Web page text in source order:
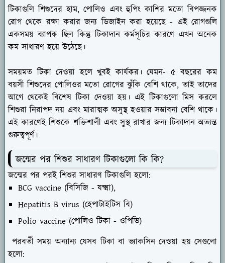
টিকাগুলি শিশুদের হাম, পোলিও এবং হুপিং কাশির মতো বিপজ্জনক
রোগ থেকে রক্ষা করার জন্য ডিজাইন করা হয়েছে - এই রোগগুলি
একসময় ব্যাপক ছিল কিন্তু টিকাদান কর্মসূচির কারণে এখন অনেক
কম সাধারণ হয়ে উঠেছে।
সময়মত টিকা দেওয়া হলে খুবই কার্যকর। যেমন- ৫ বছরের কম
বয়সী শিশুদের পোলিওর মতো রোগের ঝুঁকি বেশি থাকে, তাই তাদের
আগে থেকেই বিশেষ টিকা দেওয়া হয়। এই টিকাগুলো মিস করলে
শিশুরা নিরাপদ নয় এবং মারাত্মক অসুস্থ হওয়ার সম্ভাবনা বেশি থাকে।
এই কারণেই শিশুকে শক্তিশালী এবং সুস্থ রাখার জন্য টিকাদান অত্যন্ত
গুরুত্বপূর্ণ।
জন্মের পর শিশুর সাধারণ টিকাগুলো কি কি?
জন্মের পর পরই শিশুর সাধারণ টিকাগুলি হলো:
BCG vaccine (বিসিজি - যক্ষ্মা),
Hepatitis B virus (হেপাটাইটিস বি)
Polio vaccine (পোলিও টিকা - ওপিভি)
পরবর্তী সময় অন্যান্য যেসব টিকা বা ভ্যাকসিন দেওয়া হয় সেগুলো
হলো: